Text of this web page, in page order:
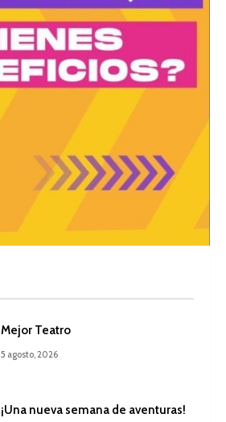
Mejor Teatro
5 agosto, 2026
¡Una nueva semana de aventuras!